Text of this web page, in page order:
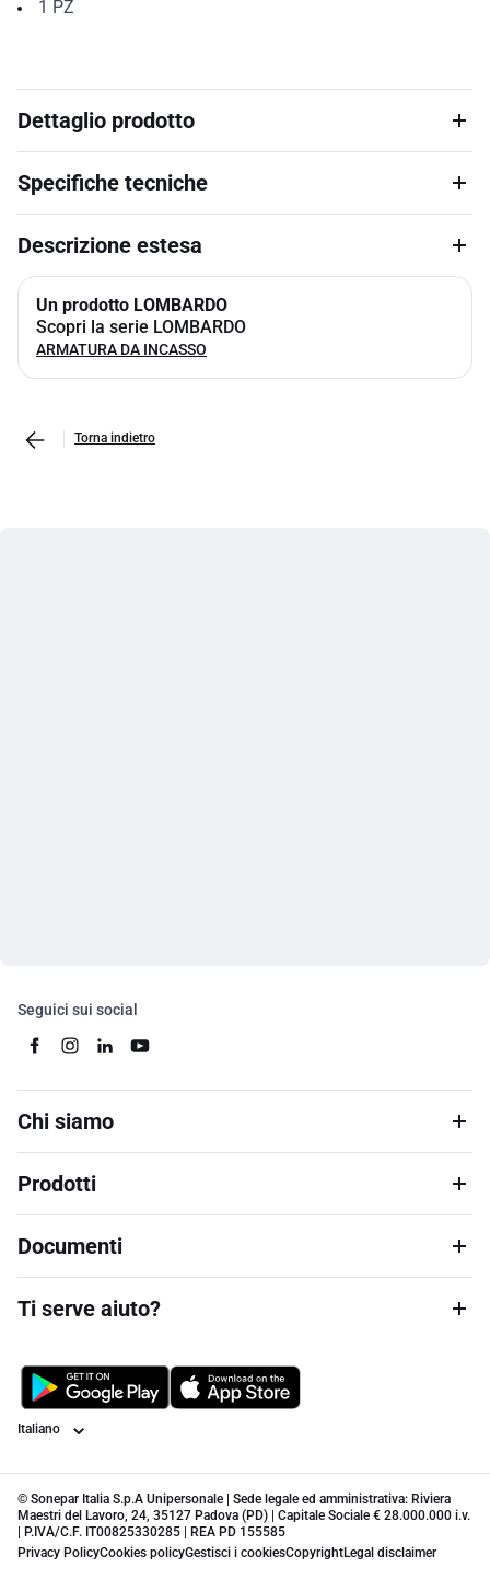
1 PZ
Dettaglio prodotto
Specifiche tecniche
Descrizione estesa
Un prodotto LOMBARDO
Scopri la serie LOMBARDO
ARMATURA DA INCASSO
Torna indietro
Seguici sui social
Chi siamo
Prodotti
Documenti
Ti serve aiuto?
Lingua
© Sonepar Italia S.p.A Unipersonale | Sede legale ed amministrativa: Riviera
Maestri del Lavoro, 24, 35127 Padova (PD) | Capitale Sociale € 28.000.000 i.v.
| P.IVA/C.F. IT00825330285 | REA PD 155585
Privacy PolicyCookies policyGestisci i cookiesCopyrightLegal disclaimer